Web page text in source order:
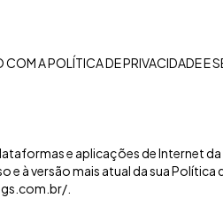
A POLÍTICA DE PRIVACIDADE E
e aplicações de Internet da
e à versão mais atual da sua
.